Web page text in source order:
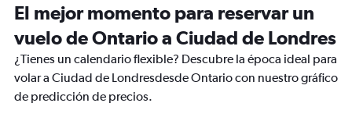
El mejor momento para reservar un
vuelo de Ontario a Ciudad de Londres
¿Tienes un calendario flexible? Descubre la época ideal para
volar a Ciudad de Londresdesde Ontario con nuestro gráfico
de predicción de precios.